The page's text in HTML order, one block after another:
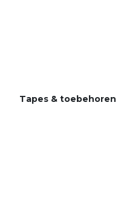
Tapes & toebehoren